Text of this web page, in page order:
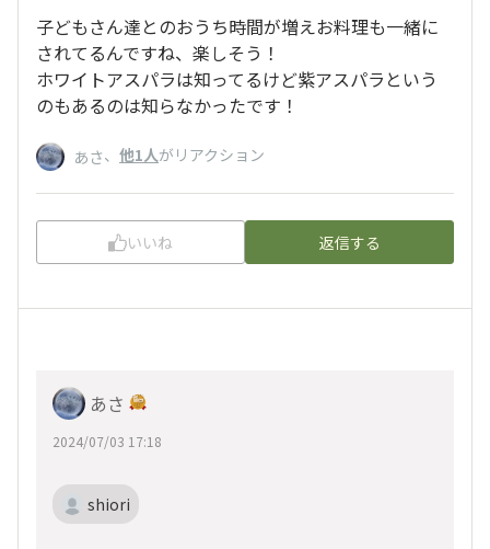
子どもさん達とのおうち時間が増えお料理も一緒に
されてるんですね、楽しそう！
ホワイトアスパラは知ってるけど紫アスパラという
のもあるのは知らなかったです！
あさ、 他1人がリアクション
いいね 返信する
あさ
2024/07/03 17:18
shiori